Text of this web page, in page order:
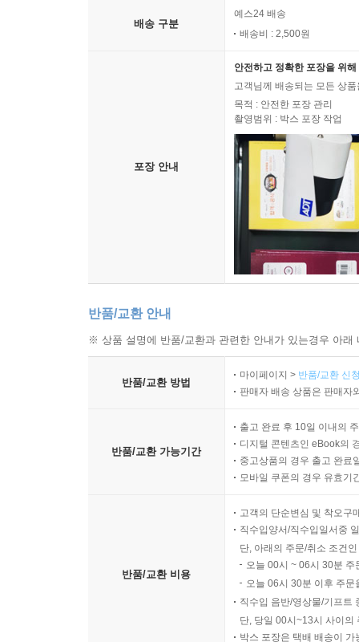
배송 구분
예스24 배송
배송비 : 2,500원
포장 안내
안전하고 정확한 포장을 위
고객님께 배송되는 모든 상
목적 : 안전한 포장 관리
촬영범위 : 박스 포장 작업
반품/교환 안내
※ 상품 설명에 반품/교환과 관련한 안내가 있는경우 아
반품/교환 방법
마이페이지 > 반품/교환 신
판매자 배송 상품은 판매자
반품/교환 가능기간
출고 완료 후 10일 이내의
디지털 콘텐츠인 eBook의
중고상품의 경우 출고 완료
모바일 쿠폰의 경우 유효기
반품/교환 비용
고객의 단순변심 및 착오구
직수입양서/직수입일서중
단, 아래의 주문/취소 조건
오늘 00시 ~ 06시 30분
오늘 06시 30분 이후 주
직수입 음반/영상물/기프트
단, 당일 00시~13시 사이의
박스 포장은 택배 배송이